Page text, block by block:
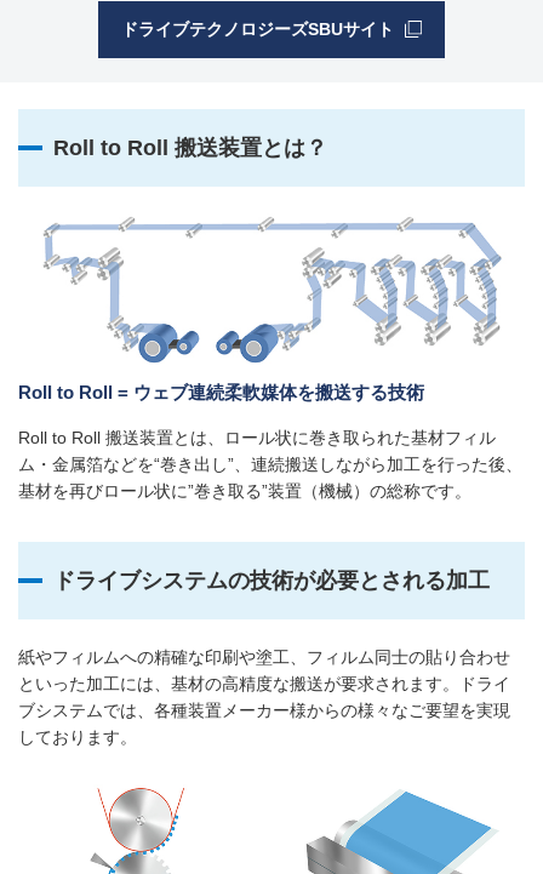
ドライブテクノロジーズSBUサイト
Roll to Roll 搬送装置とは？
Roll to Roll = ウェブ連続柔軟媒体を搬送する技術
Roll to Roll 搬送装置とは、ロール状に巻き取られた基材フィル
ム・金属箔などを“巻き出し”、連続搬送しながら加工を行った後、
基材を再びロール状に”巻き取る”装置（機械）の総称です。
ドライブシステムの技術が必要とされる加工
紙やフィルムへの精確な印刷や塗工、フィルム同士の貼り合わせ
といった加工には、基材の高精度な搬送が要求されます。ドライ
ブシステムでは、各種装置メーカー様からの様々なご要望を実現
しております。